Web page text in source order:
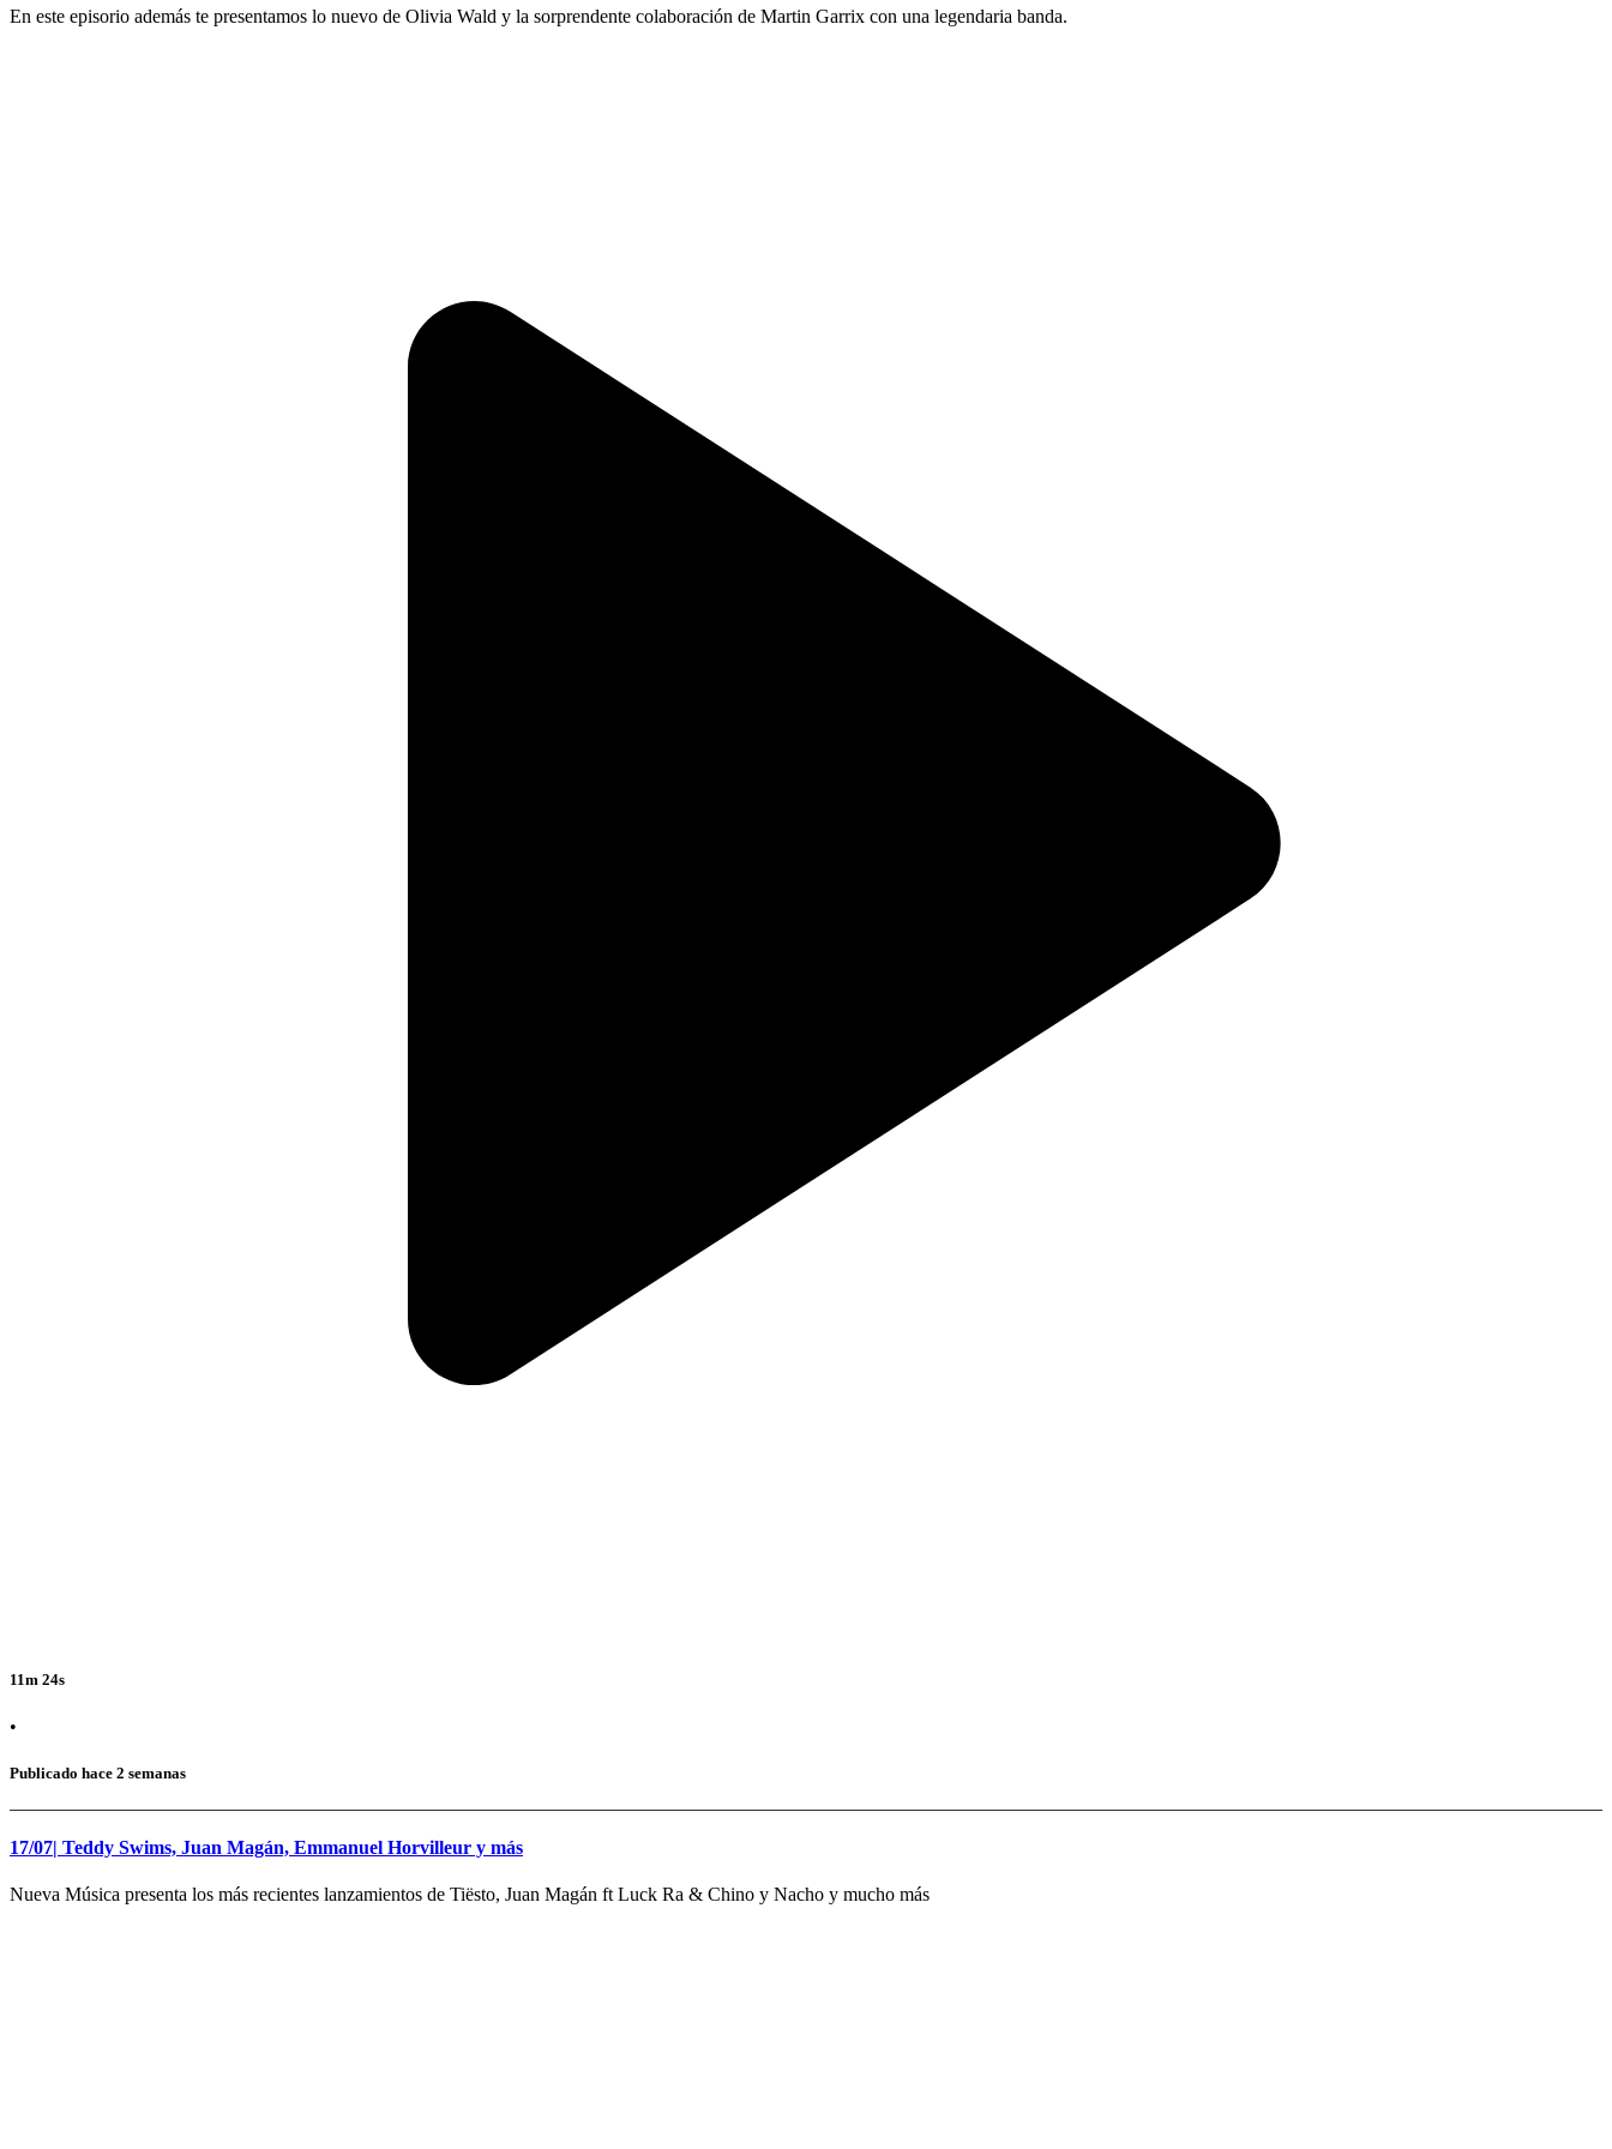
En este episorio además te presentamos lo nuevo de Olivia Wald y la sorprendente colaboración de Martin Garrix con una legendaria banda.
11m 24s
•
Publicado hace 2 semanas
17/07| Teddy Swims, Juan Magán, Emmanuel Horvilleur y más
Nueva Música presenta los más recientes lanzamientos de Tiësto, Juan Magán ft Luck Ra & Chino y Nacho y mucho más